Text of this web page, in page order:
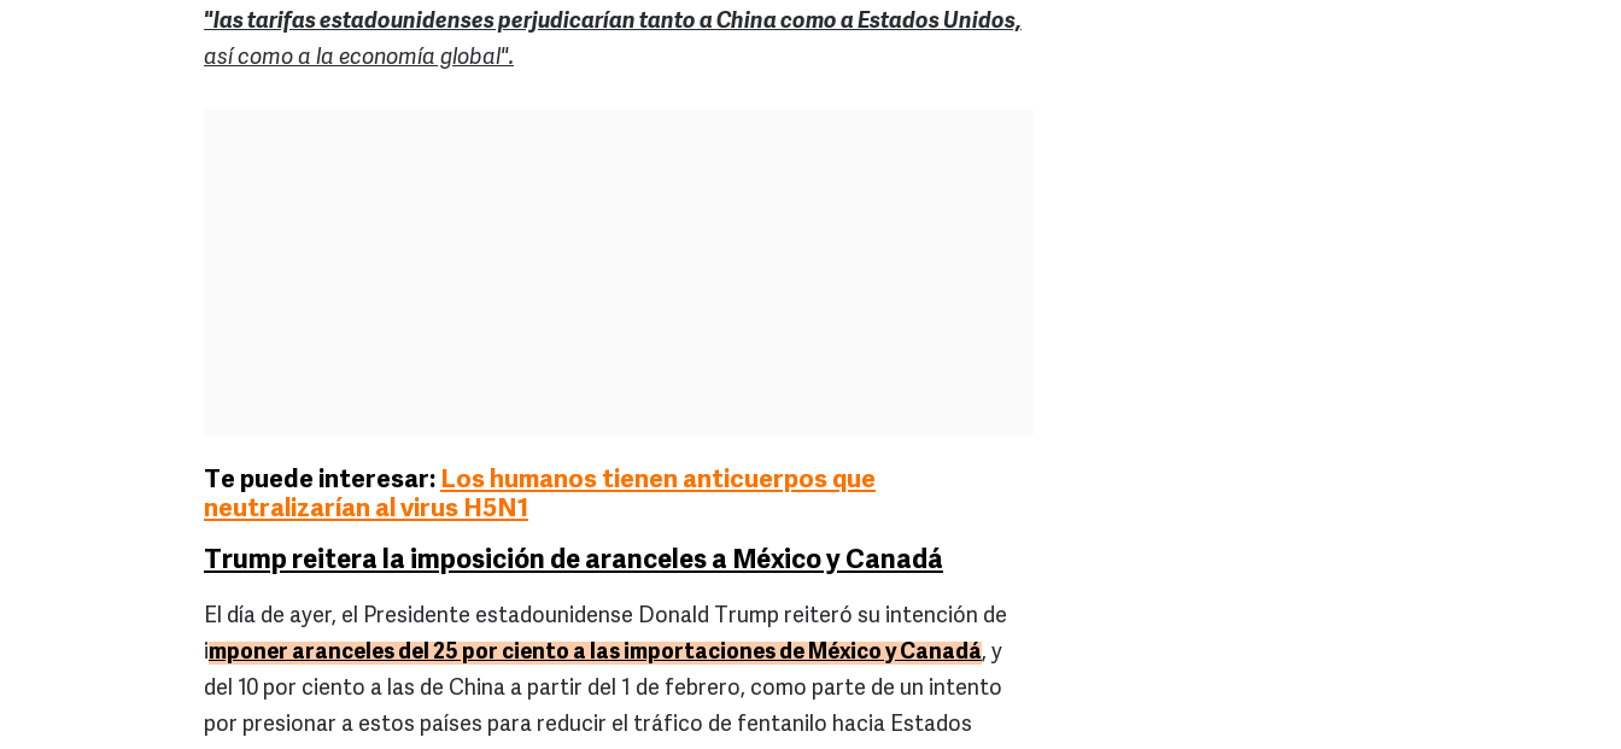
"las tarifas estadounidenses perjudicarían tanto a China como a Estados Unidos,
así como a la economía global".
Te puede interesar: Los humanos tienen anticuerpos que
neutralizarían al virus H5N1
Trump reitera la imposición de aranceles a México y Canadá
El día de ayer, el Presidente estadounidense Donald Trump reiteró su intención de
imponer aranceles del 25 por ciento a las importaciones de México y Canadá, y
del 10 por ciento a las de China a partir del 1 de febrero, como parte de un intento
por presionar a estos países para reducir el tráfico de fentanilo hacia Estados